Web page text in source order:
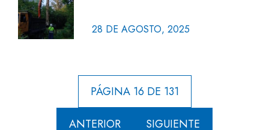
28 DE AGOSTO, 2025
PÁGINA 16 DE 131
ANTERIOR SIGUIENTE